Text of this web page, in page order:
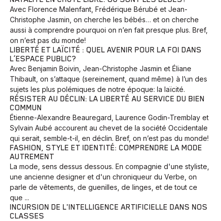
Avec Florence Malenfant, Frédérique Bérubé et Jean-
Christophe Jasmin, on cherche les bébés… et on cherche
aussi à comprendre pourquoi on n’en fait presque plus. Bref,
on n’est pas du monde!
LIBERTÉ ET LAÏCITÉ : QUEL AVENIR POUR LA FOI DANS
L’ESPACE PUBLIC?
Avec Benjamin Boivin, Jean-Christophe Jasmin et Éliane
Thibault, on s’attaque (sereinement, quand même) à l’un des
sujets les plus polémiques de notre époque: la laïcité.
RÉSISTER AU DÉCLIN: LA LIBERTÉ AU SERVICE DU BIEN
COMMUN
Étienne-Alexandre Beauregard, Laurence Godin-Tremblay et
Sylvain Aubé accourent au chevet de la société Occidentale
qui serait, semble-t-il, en déclin. Bref, on n’est pas du monde!
FASHION, STYLE ET IDENTITÉ: COMPRENDRE LA MODE
AUTREMENT
La mode, sens dessus dessous. En compagnie d'une styliste,
une ancienne designer et d'un chroniqueur du Verbe, on
parle de vêtements, de guenilles, de linges, et de tout ce
que ...
INCURSION DE L'INTELLIGENCE ARTIFICIELLE DANS NOS
CLASSES